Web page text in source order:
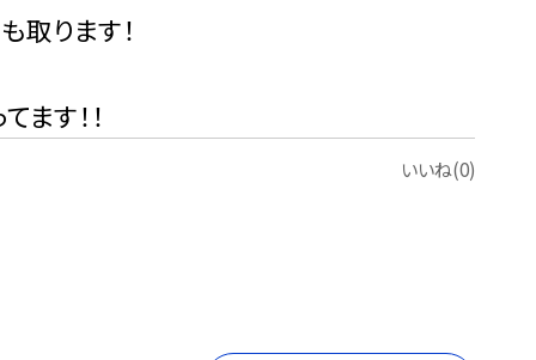
ります！
！！
いいね(0)